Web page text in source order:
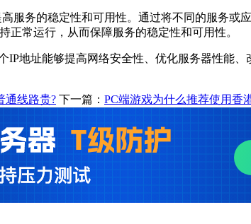
务的稳定性和可用性。通过将不同的服务或
正常运行，从而保障服务的稳定性和可用性。
地址能够提高网络安全性、优化服务器性能、
通线路贵? 下一篇： PC端游戏为什么推荐使用香